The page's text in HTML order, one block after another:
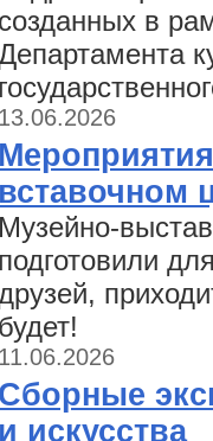
созданных в
13.06.2026
вставочном
Музейно-
подготовили
будет!
11.06.2026
Сборные
и искусства